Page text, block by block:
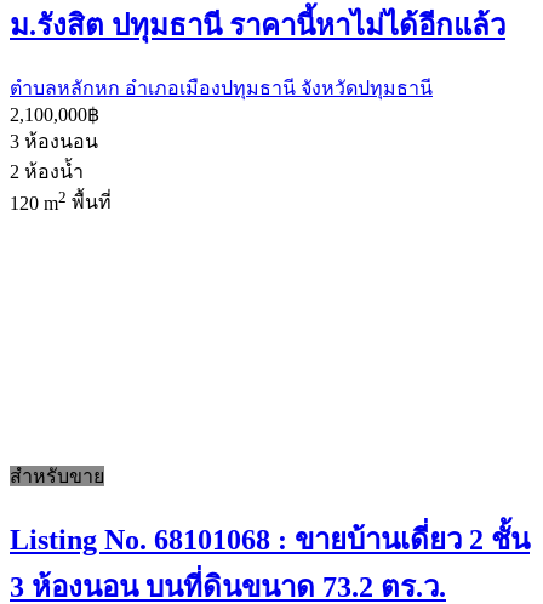
ม.รังสิต ปทุมธานี ราคานี้หาไม่ได้อีกแล้ว
ตำบลหลักหก อำเภอเมืองปทุมธานี จังหวัดปทุมธานี
2,100,000฿
3 ห้องนอน
2 ห้องน้ำ
120 m2 พื้นที่
สำหรับขาย
Listing No. 68101068 : ขายบ้านเดี่ยว 2 ชั้น
3 ห้องนอน บนที่ดินขนาด 73.2 ตร.ว.